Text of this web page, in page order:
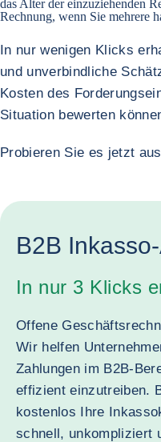
das Alter der einzuziehenden
Rechnung, wenn Sie mehrere
In nur wenigen Klicks
und unverbindliche
Kosten des
Situation bewerten
Probieren Sie es jetzt
B2B
In nur 3 Klicks
Offene
Wir helfen
Zahlungen im B2B-
effizient einzutreiben.
kostenlos Ihre
schnell, unkompliziert